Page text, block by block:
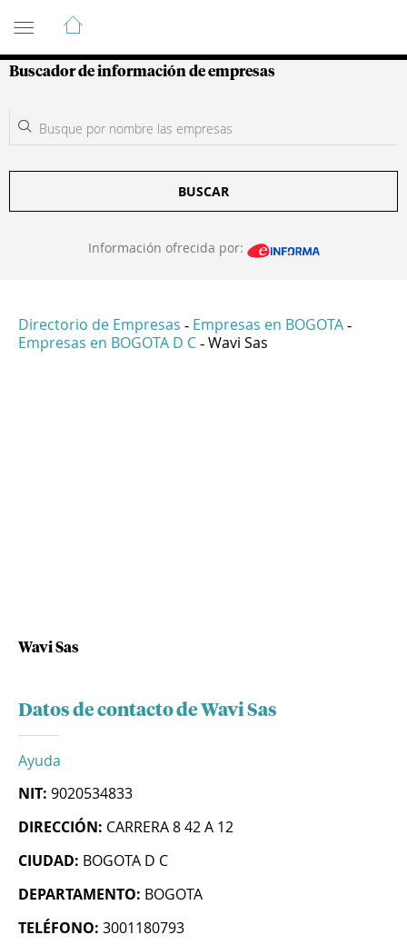
Guía de Empresas Colombianas
Buscador de información de empresas
BUSCAR
Información ofrecida por:
Directorio de Empresas - Empresas en BOGOTA -
Empresas en BOGOTA D C - Wavi Sas
Wavi Sas
Datos de contacto de Wavi Sas
Ayuda
NIT: 9020534833
DIRECCIÓN: CARRERA 8 42 A 12
CIUDAD: BOGOTA D C
DEPARTAMENTO: BOGOTA
TELÉFONO: 3001180793